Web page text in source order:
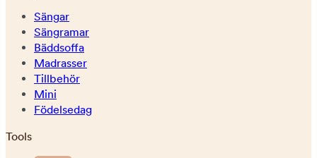
Sängar
Sängramar
Bäddsoffa
Madrasser
Tillbehör
Mini
Födelsedag
Tools